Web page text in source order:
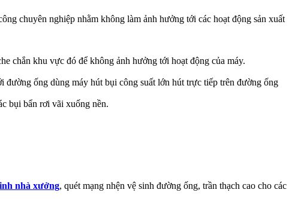
chuyên nghiệp nhằm không làm ảnh hưởng tới các hoạt động sản xuất
chắn khu vực đó để không ảnh hưởng tới hoạt động của máy.
ống dùng máy hút bụi công suất lớn hút trực tiếp trên đường ống
bụi bẩn rơi vãi xuống nền.
nhà xưởng, quét mạng nhện vệ sinh đường ống, trần thạch cao cho các